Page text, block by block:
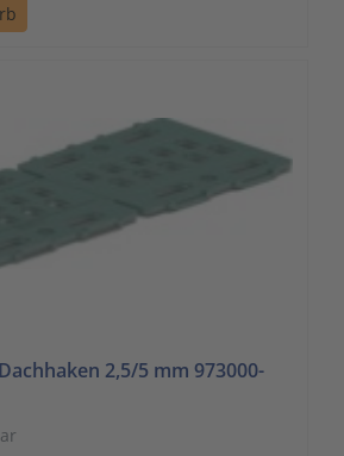
2,5/5 mm 973000-